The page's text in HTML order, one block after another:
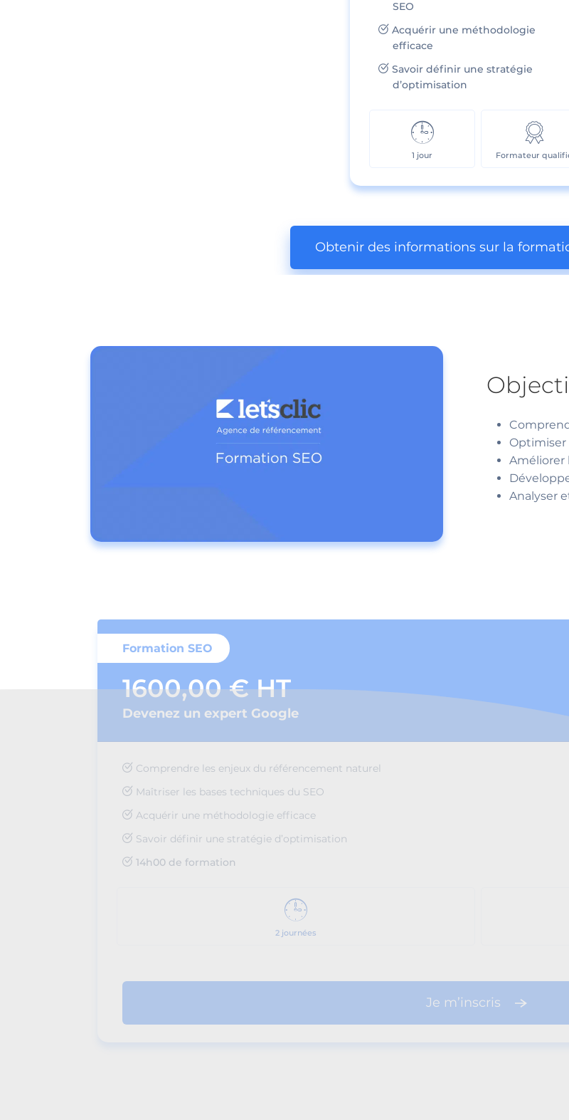
SEO
Acquérir une méthodologie
efficace
Savoir définir une stratégie
d’optimisation
1 jour Formateur
Obtenir des informations sur la
Améliorer
Analyser
Formation SEO
1600,00 € HT
Devenez un expert Google
Comprendre les enjeux du référencement naturel
Maîtriser les bases techniques du SEO
Acquérir une méthodologie efficace
Savoir définir une stratégie d’optimisation
14h00 de formation
2 journées
Je m’inscris